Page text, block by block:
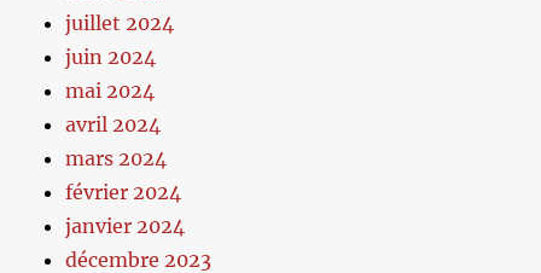
juillet 2024
juin 2024
mai 2024
avril 2024
mars 2024
février 2024
janvier 2024
décembre 2023